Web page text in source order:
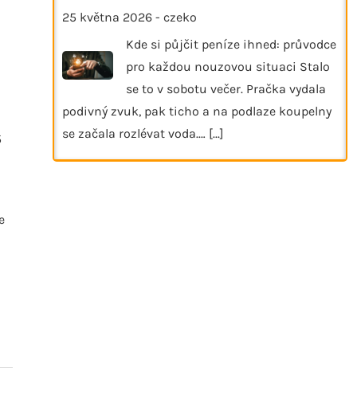
25 května 2026 - czeko
Kde si půjčit peníze ihned: průvodce
pro každou nouzovou situaci Stalo
se to v sobotu večer. Pračka vydala
podivný zvuk, pak ticho a na podlaze koupelny
se začala rozlévat voda.… [...]